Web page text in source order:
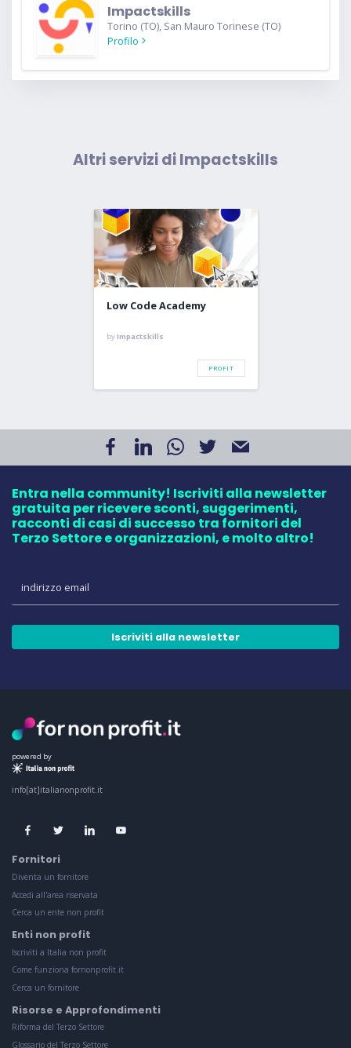
Impactskills
Torino (TO), San Mauro Torinese (TO)
Profilo
Altri servizi di Impactskills
Low Code Academy
byImpactskills
PROFIT
Entra nella community! Iscriviti alla newsletter
gratuita per ricevere sconti, suggerimenti,
racconti di casi di successo tra fornitori del
Terzo Settore e organizzazioni, e molto altro!
Iscriviti alla newsletter
powered by
info[at]italianonprofit.it
Fornitori
Diventa un fornitore
Accedi all'area riservata
Cerca un ente non profit
Enti non profit
Iscriviti a Italia non profit
Come funziona fornonprofit.it
Cerca un fornitore
Risorse e Approfondimenti
Riforma del Terzo Settore
Glossario del Terzo Settore